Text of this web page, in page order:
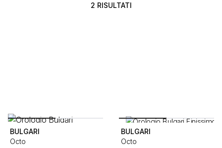
2 RISULTATI
BULGARI
Octo
BULGARI
Octo